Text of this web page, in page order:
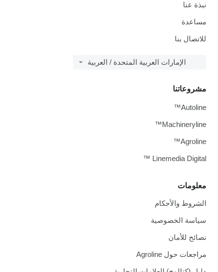
نبذة عنا
مساعدة
للاتصال بنا
الإمارات العربية المتحدة / العربية
معلومات
الشروط والأحكام
سياسة الخصوصية
نصائح للأمان
مراجعات حول Agroline
مشروعاتنا
Autoline™
Machineryline™
Agroline™
Linemedia Digital ™